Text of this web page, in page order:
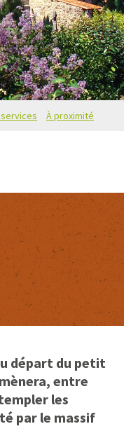
À proximité
départ du petit
entre
les
par le massif